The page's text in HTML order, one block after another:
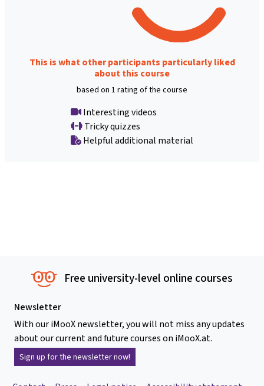
This is what other participants particularly liked
about this course
based on 1 rating of the course
Interesting videos
Tricky quizzes
Helpful additional material
Free university-level online courses
Newsletter
With our iMooX newsletter, you will not miss any updates
about our current and future courses on iMooX.at.
Sign up for the newsletter now!